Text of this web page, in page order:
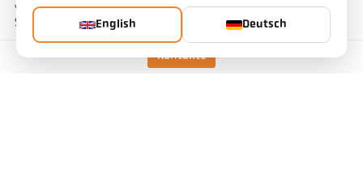
Kontakte
wieder die Frage nach dem zu empfehlenden Messverfahren
Spektral oder Quotient auf (Bild 7).
English Deutsch